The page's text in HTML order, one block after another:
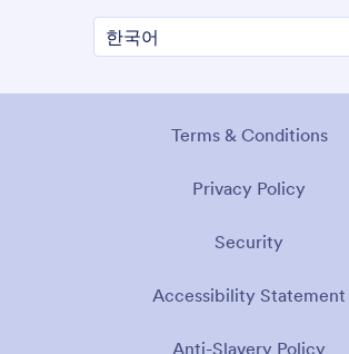
Terms & Conditions
Privacy Policy
Security
Accessibility Statement
Anti-Slavery Policy